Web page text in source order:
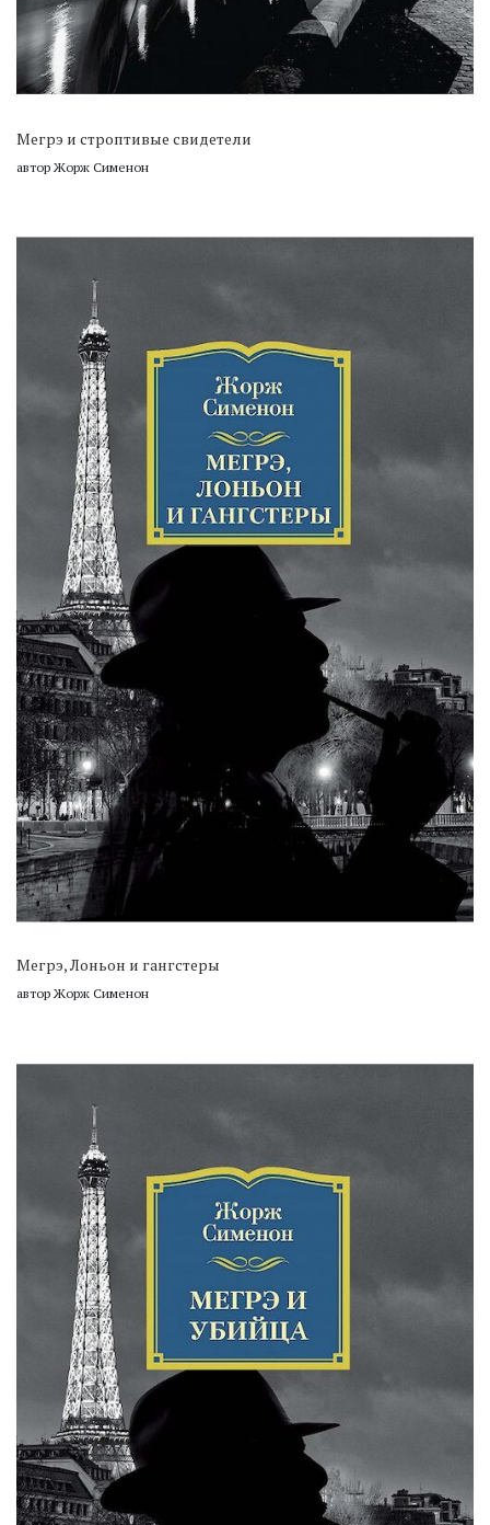
Мегрэ и строптивые свидетели
автор Жорж Сименон
Мегрэ, Лоньон и гангстеры
автор Жорж Сименон